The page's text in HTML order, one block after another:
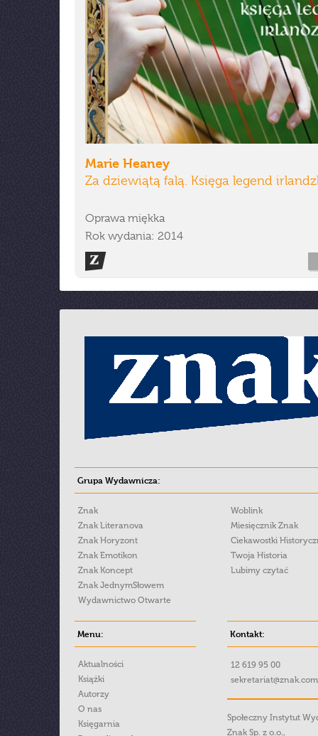
Marie Heaney
Za dziewiątą falą. Księga legend
Oprawa miękka
Rok wydania: 2014
Grupa Wydawnicza:
Znak
Znak Literanova
Znak Horyzont
Znak Emotikon
Znak Koncept
Znak JednymSłowem
Wydawnictwo Otwarte
Woblink
Miesięcznik Znak
Ciekawostki
Twoja Historia
Lubimy czytać
Menu:
Aktualności
Książki
Autorzy
O nas
Księgarnia
Kontakt:
12 619 95 00
Społeczny Instytut
Znak Sp. z o.o.,